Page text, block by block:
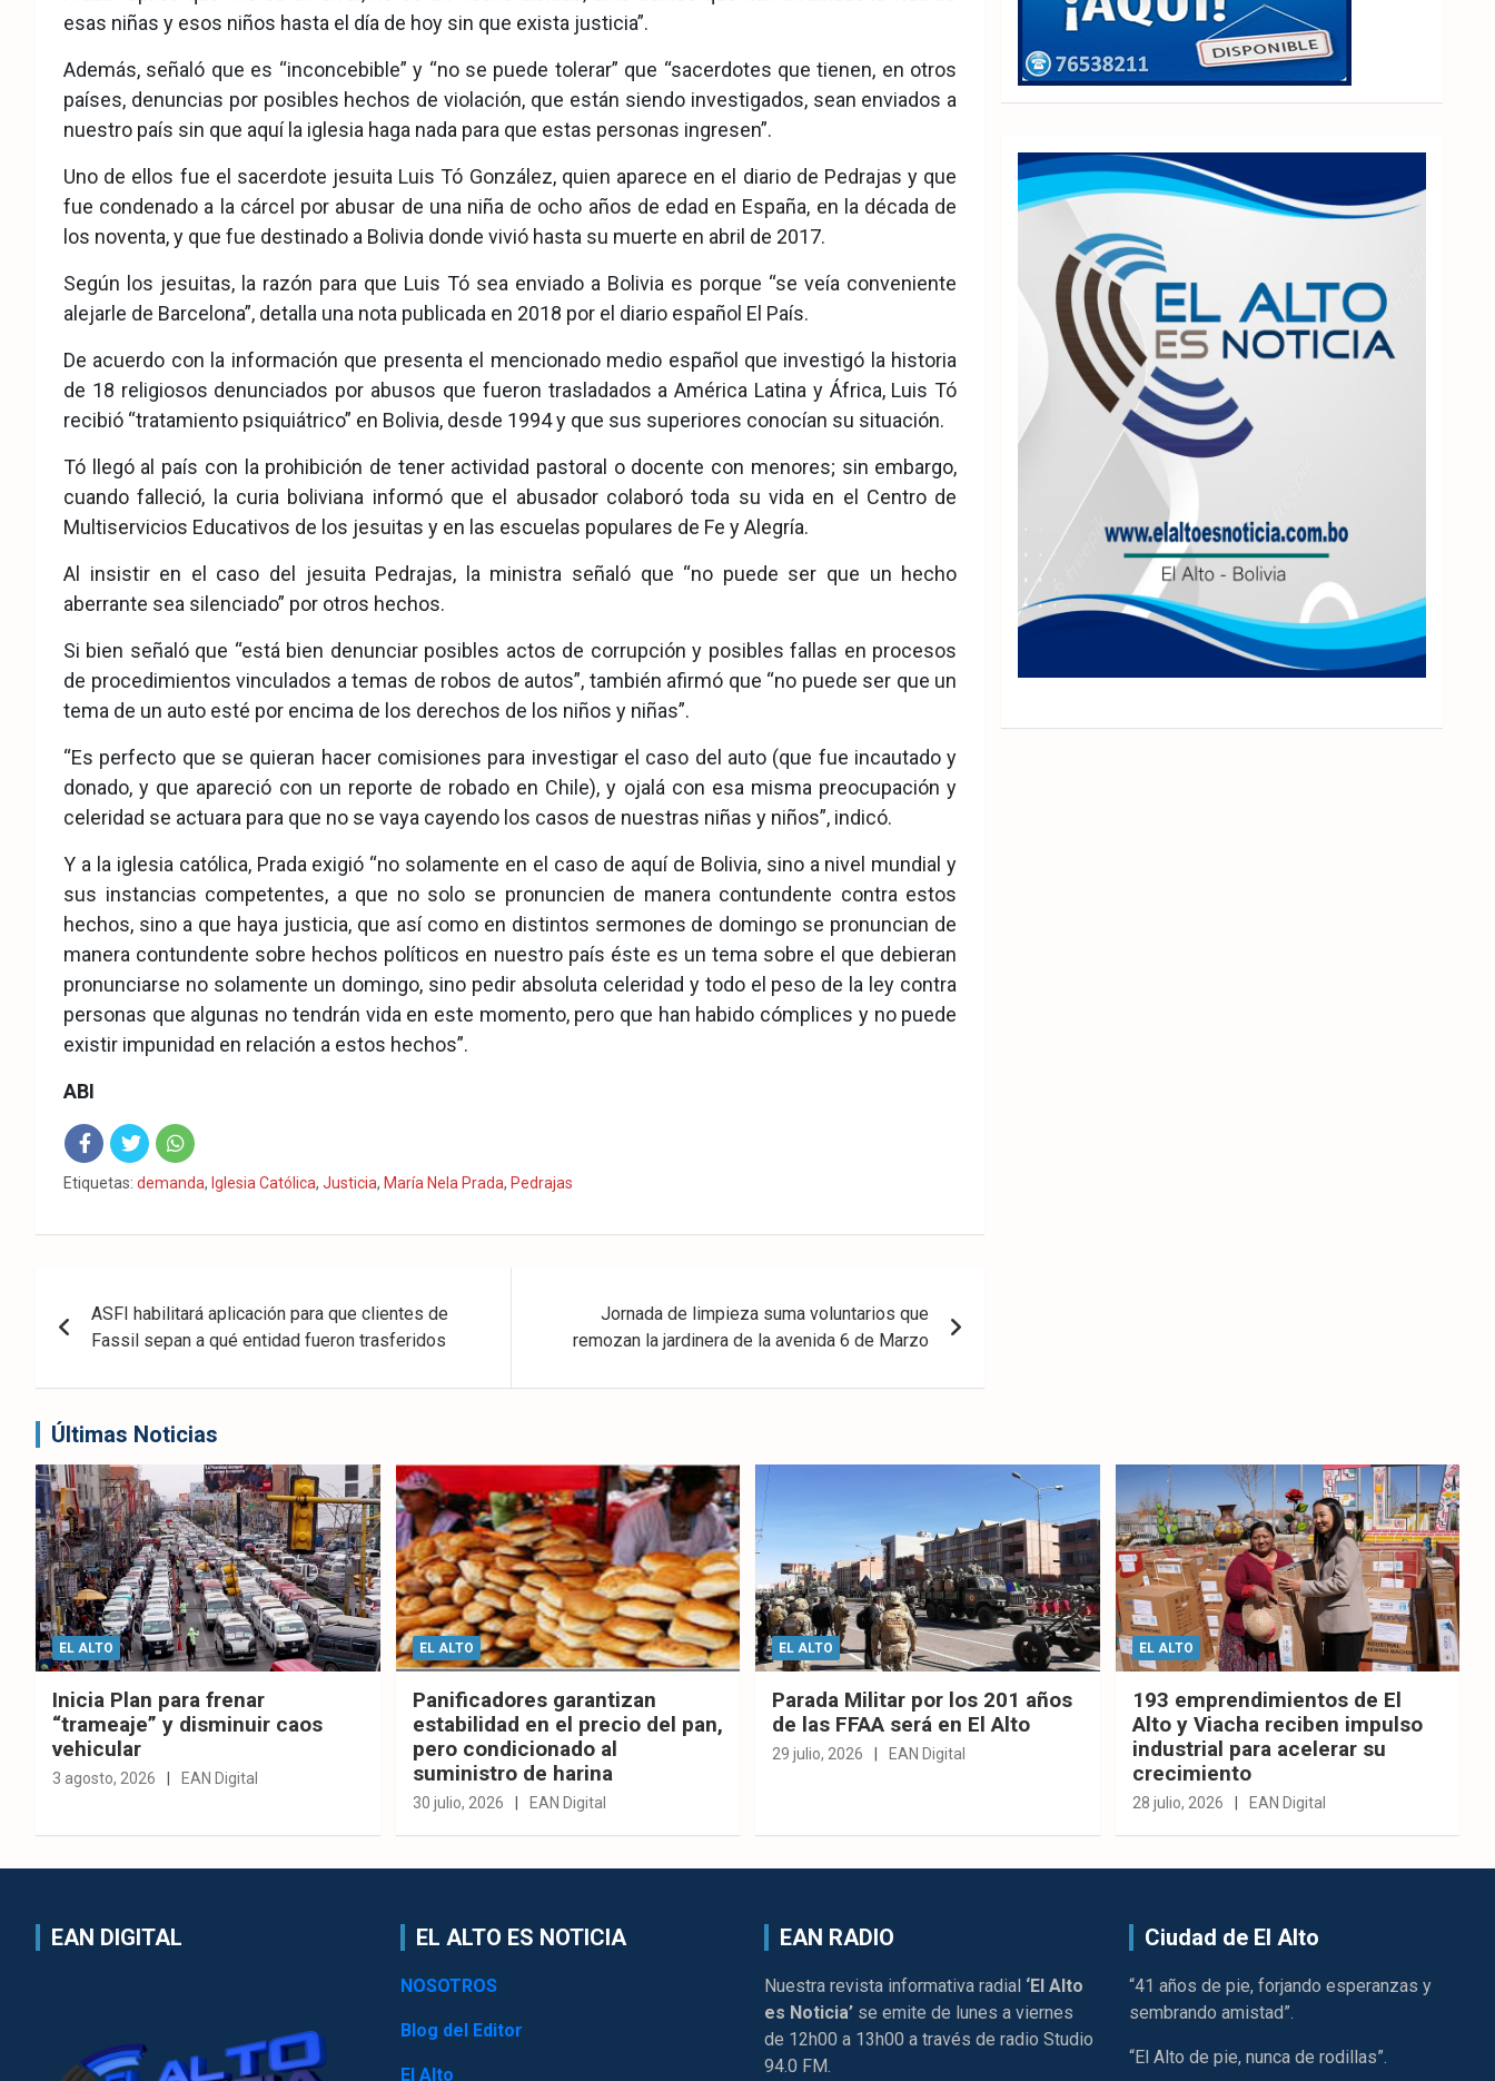
esas niñas y esos niños hasta el día de hoy sin que exista justicia”.
Además, señaló que es “inconcebible” y “no se puede tolerar” que “sacerdotes que tienen, en otros
países, denuncias por posibles hechos de violación, que están siendo investigados, sean enviados a
nuestro país sin que aquí la iglesia haga nada para que estas personas ingresen”.
Uno de ellos fue el sacerdote jesuita Luis Tó González, quien aparece en el diario de Pedrajas y que
fue condenado a la cárcel por abusar de una niña de ocho años de edad en España, en la década de
los noventa, y que fue destinado a Bolivia donde vivió hasta su muerte en abril de 2017.
Según los jesuitas, la razón para que Luis Tó sea enviado a Bolivia es porque “se veía conveniente
alejarle de Barcelona”, detalla una nota publicada en 2018 por el diario español El País.
De acuerdo con la información que presenta el mencionado medio español que investigó la historia
de 18 religiosos denunciados por abusos que fueron trasladados a América Latina y África, Luis Tó
recibió “tratamiento psiquiátrico” en Bolivia, desde 1994 y que sus superiores conocían su situación.
Tó llegó al país con la prohibición de tener actividad pastoral o docente con menores; sin embargo,
cuando falleció, la curia boliviana informó que el abusador colaboró toda su vida en el Centro de
Multiservicios Educativos de los jesuitas y en las escuelas populares de Fe y Alegría.
Al insistir en el caso del jesuita Pedrajas, la ministra señaló que “no puede ser que un hecho
aberrante sea silenciado” por otros hechos.
Si bien señaló que “está bien denunciar posibles actos de corrupción y posibles fallas en procesos
de procedimientos vinculados a temas de robos de autos”, también afirmó que “no puede ser que un
tema de un auto esté por encima de los derechos de los niños y niñas”.
“Es perfecto que se quieran hacer comisiones para investigar el caso del auto (que fue incautado y
donado, y que apareció con un reporte de robado en Chile), y ojalá con esa misma preocupación y
celeridad se actuara para que no se vaya cayendo los casos de nuestras niñas y niños”, indicó.
Y a la iglesia católica, Prada exigió “no solamente en el caso de aquí de Bolivia, sino a nivel mundial y
sus instancias competentes, a que no solo se pronuncien de manera contundente contra estos
hechos, sino a que haya justicia, que así como en distintos sermones de domingo se pronuncian de
manera contundente sobre hechos políticos en nuestro país éste es un tema sobre el que debieran
pronunciarse no solamente un domingo, sino pedir absoluta celeridad y todo el peso de la ley contra
personas que algunas no tendrán vida en este momento, pero que han habido cómplices y no puede
existir impunidad en relación a estos hechos”.
ABI
Fac Twit Wha
Etiquetas: demanda, Iglesia Católica, Justicia, María Nela Prada, Pedrajas
de
ASFI habilitará aplicación para que clientes de
Fassil sepan a qué entidad fueron trasferidos
Jornada de limpieza suma voluntarios que
remozan la jardinera de la avenida 6 de Marzo
Últimas Noticias
EL ALTO
Inicia Plan para frenar
“trameaje” y disminuir caos
vehicular
3 agosto, 2026 EAN Digital
EL ALTO
Panificadores garantizan
estabilidad en el precio del pan,
pero condicionado al
suministro de harina
30 julio, 2026 EAN Digital
EL ALTO
Parada Militar por los 201 años
de las FFAA será en El Alto
29 julio, 2026 EAN Digital
EL ALTO
193 emprendimientos de El
Alto y Viacha reciben impulso
industrial para acelerar su
crecimiento
28 julio, 2026 EAN Digital
EAN DIGITAL EL ALTO ES NOTICIA
NOSOTROS
Blog del Editor
El Alto
EAN RADIO
Nuestra revista informativa radial ‘El Alto
es Noticia’ se emite de lunes a viernes
de 12h00 a 13h00 a través de radio Studio
94.0 FM.
Ciudad de El Alto
“41 años de pie, forjando esperanzas y
sembrando amistad”.
“El Alto de pie, nunca de rodillas”.